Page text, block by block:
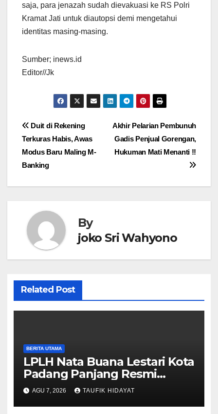
saja, para jenazah sudah dievakuasi ke RS Polri
Kramat Jati untuk diautopsi demi mengetahui
identitas masing-masing.
Sumber; inews.id
Editor//Jk
Navigasi
pos
Akhir Pelarian Pembunuh
Gadis Penjual Gorengan,
Hukuman Mati Menanti !!
Duit di Rekening
Terkuras Habis, Awas
Modus Baru Maling M-
Banking
By
joko Sri Wahyono
Related Post
BERITA UTAMA
LPLH Nata Buana Lestari Kota
Padang Panjang Resmi
Dilantik, Diharapkan Perkuat
Sinergi Pelestarian
Lingkungan
AGU 7, 2026 TAUFIK HIDAYAT